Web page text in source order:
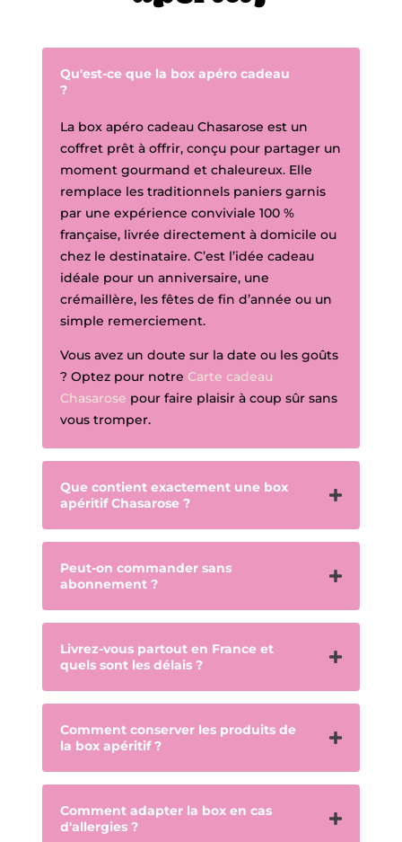
Qu'est-ce que la box apéro cadeau
?
La box apéro cadeau Chasarose est un
coffret prêt à offrir, conçu pour partager un
moment gourmand et chaleureux. Elle
remplace les traditionnels paniers garnis
par une expérience conviviale 100 %
française, livrée directement à domicile ou
chez le destinataire. C’est l’idée cadeau
idéale pour un anniversaire, une
crémaillère, les fêtes de fin d’année ou un
simple remerciement.
Vous avez un doute sur la date ou les goûts
? Optez pour notre Carte cadeau
Chasarose pour faire plaisir à coup sûr sans
vous tromper.
Que contient exactement une box
apéritif Chasarose ?
Peut-on commander sans
abonnement ?
Livrez-vous partout en France et
quels sont les délais ?
Comment conserver les produits de
la box apéritif ?
Comment adapter la box en cas
d'allergies ?